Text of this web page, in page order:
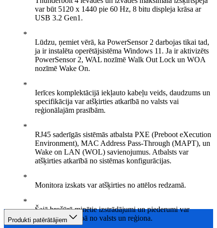
var būt 5120 x 1440 pie 60 Hz, 8 bitu displeja krāsa ar
USB 3.2 Gen1.
Lūdzu, ņemiet vērā, ka PowerSensor 2 darbojas tikai tad,
ja ir instalēta operētājsistēma Windows 11. Ja ir aktivizēts
PowerSensor 2, WAL nozīmē Walk Out Lock un WOA
nozīmē Wake On.
Ierīces komplektācijā iekļauto kabeļu veids, daudzums un
specifikācija var atšķirties atkarībā no valsts vai
reģionālajām prasībām.
RJ45 saderīgās sistēmās atbalsta PXE (Preboot eXecution
Environment), MAC Address Pass-Through (MAPT), un
Wake on LAN (WOL) savienojumus. Atbalsts var
atšķirties atkarībā no sistēmas konfigurācijas.
Monitora izskats var atšķirties no attēlos redzamā.
Šajā brošūrā minētie izstrādājumi un piederumi var
atšķirties atkarībā no valsts un reģiona.
Produkti patērātājiem